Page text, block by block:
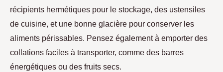
récipients hermétiques pour le stockage, des ustensiles
de cuisine, et une bonne glacière pour conserver les
aliments périssables. Pensez également à emporter des
collations faciles à transporter, comme des barres
énergétiques ou des fruits secs.